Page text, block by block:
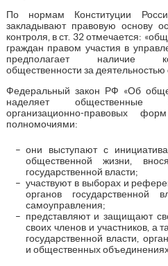
По нормам Конституции
закладывают правовую основу
контроля, в ст. 32 отмечается:
граждан правом участия в
предполагает наличие
общественности за деятельностью
Федеральный закон РФ «Об
наделяет общественные
организационно-правовых
полномочиями:
они выступают с
общественной жизни,
государственной власти;
участвуют в выборах и
органов государственной
самоуправления;
представляют и защищают
своих членов и участников, а
государственной власти,
и общественных